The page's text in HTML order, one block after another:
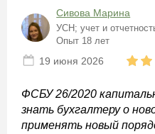
Сивова Марина
УСН; учет и
Опыт 18 лет
19 июня 2026
ФСБУ 26/2020
знать бухгалтеру о
применять новый